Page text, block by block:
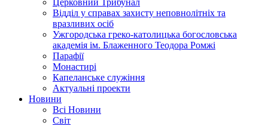
Відділ у справах захисту неповнолітніх та
вразливих осіб
Ужгородська греко-католицька богословська
академія ім. Блаженного Теодора Ромжі
Парафії
Монастирі
Капеланське служіння
Актуальні проекти
Новини
Всі Новини
Світ